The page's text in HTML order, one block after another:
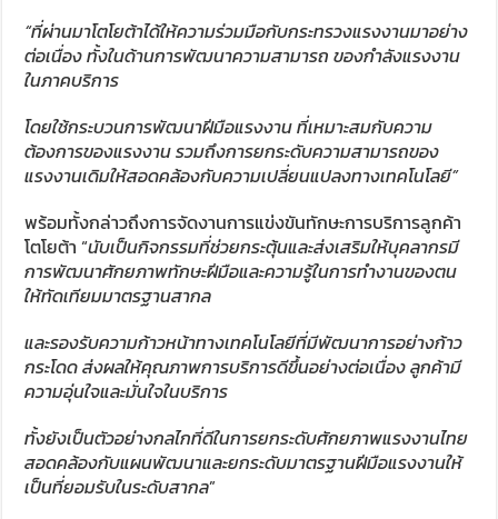
“ที่ผ่านมาโตโยต้าได้ให้ความร่วมมือกับกระทรวงแรงงานมาอย่าง
ต่อเนื่อง ทั้งในด้านการพัฒนาความสามารถ ของกำลังแรงงาน
ในภาคบริการ
โดยใช้กระบวนการพัฒนาฝีมือแรงงาน ที่เหมาะสมกับความ
ต้องการของแรงงาน รวมถึงการยกระดับความสามารถของ
แรงงานเดิมให้สอดคล้องกับความเปลี่ยนแปลงทางเทคโนโลยี”
พร้อมทั้งกล่าวถึงการจัดงานการแข่งขันทักษะการบริการลูกค้า
โตโยต้า “นับเป็นกิจกรรมที่ช่วยกระตุ้นและส่งเสริมให้บุคลากรมี
การพัฒนาศักยภาพทักษะฝีมือและความรู้ในการทำงานของตน
ให้ทัดเทียมมาตรฐานสากล
และรองรับความก้าวหน้าทางเทคโนโลยีที่มีพัฒนาการอย่างก้าว
กระโดด ส่งผลให้คุณภาพการบริการดีขึ้นอย่างต่อเนื่อง ลูกค้ามี
ความอุ่นใจและมั่นใจในบริการ
ทั้งยังเป็นตัวอย่างกลไกที่ดีในการยกระดับศักยภาพแรงงานไทย
สอดคล้องกับแผนพัฒนาและยกระดับมาตรฐานฝีมือแรงงานให้
เป็นที่ยอมรับในระดับสากล”